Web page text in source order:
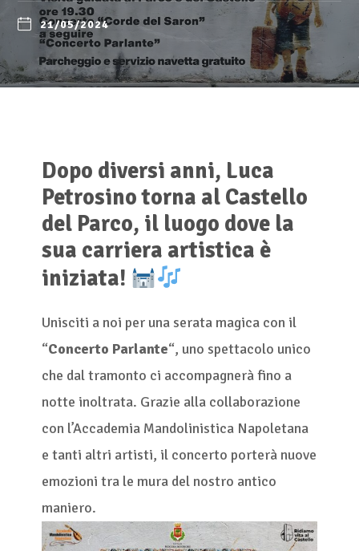
21/05/2024
Dopo diversi anni, Luca
Petrosino torna al Castello
del Parco, il luogo dove la
sua carriera artistica è
iniziata!
Unisciti a noi per una serata magica con il
“Concerto Parlante“, uno spettacolo unico
che dal tramonto ci accompagnerà fino a
notte inoltrata. Grazie alla collaborazione
con l’Accademia Mandolinistica Napoletana
e tanti altri artisti, il concerto porterà nuove
emozioni tra le mura del nostro antico
maniero.